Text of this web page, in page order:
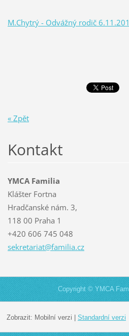
M.Chytrý - Odvážný rodič
« Zpět
Kontakt
YMCA Familia
Klášter Fortna
Hradčanské nám. 3,
118 00 Praha 1
+420 606 745 048
sekretariat@familia.cz
Copyright © YMCA
Zobrazit: Mobilní verzi Standardní verzi